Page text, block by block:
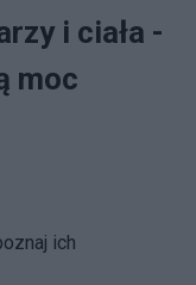
i ciała -
moc